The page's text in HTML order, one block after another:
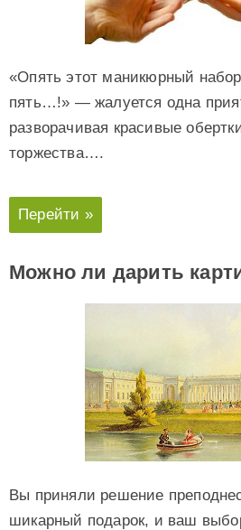
«Опять этот маникюрный
пять…!» — жалуется одна
разворачивая красивые
торжества….
Перейти »
Можно ли дарить
Вы приняли решение
шикарный подарок, и ваш